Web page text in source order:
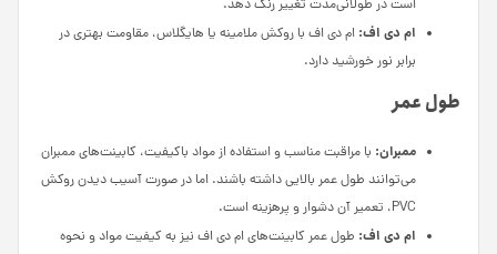
است در طولانی‌مدت تغییر رنگ دهد.
ام دی اف: ام دی اف با روکش ملامینه یا هایگلاس، مقاومت بهتری در
برابر نور خورشید دارد.
طول عمر
ممبران: با مراقبت مناسب و استفاده از مواد باکیفیت، کابینت‌های ممبران
می‌توانند طول عمر بالایی داشته باشند. اما در صورت آسیب دیدن روکش
PVC، تعمیر آن دشوار و پرهزینه است.
ام دی اف: طول عمر کابینت‌های ام دی اف نیز به کیفیت مواد و نحوه